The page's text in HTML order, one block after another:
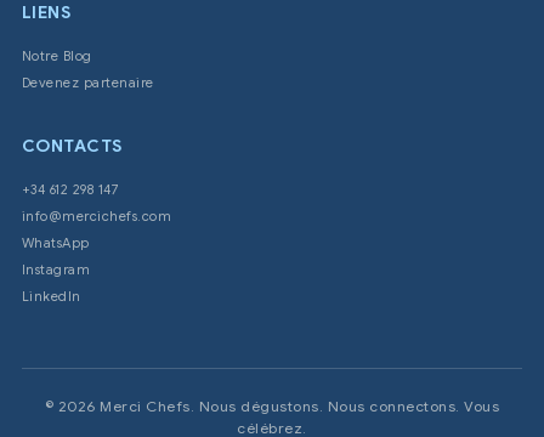
LIENS
Notre Blog
Devenez partenaire
CONTACTS
+34 612 298 147
info@mercichefs.com
WhatsApp
Instagram
LinkedIn
© 2026 Merci Chefs. Nous dégustons. Nous connectons. Vous
célébrez.